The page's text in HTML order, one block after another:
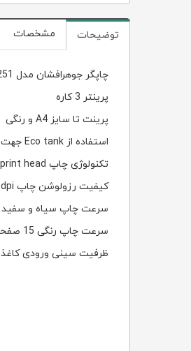
توضیحات مشخصات
چاپگر جوهرافشان مدل Epson L3251
پرینتر 3 کاره
پرینت تا سایز A4 و رنگی
استفاده از Eco tank جهت
تکنولوژی چاپ Epson Micro Piezo print head
کیفیت رزولوشن چاپ 5760x1440 dpi
سرعت چاپ سیاه و سفید 33 صفحه در دقیقه
سرعت چاپ رنگی 15 صفحه در دقیقه
ظرفیت سینی ورودی کاغذ 100 برگ استاندارد